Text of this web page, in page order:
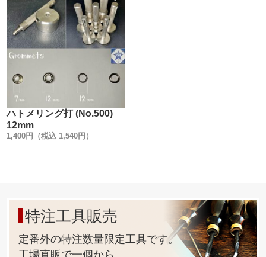
ハトメリング打 (No.500)
12mm
1,400円（税込 1,540円）
特注工具販売
定番外の特注数量限定工具です。